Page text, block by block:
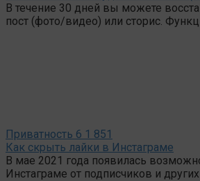
В течение 30 дней вы можете
пост (фото/видео) или сторис.
Приватность 6 1 851
Как скрыть лайки в Инстаграме
В мае 2021 года появилась
Инстаграме от подписчиков и других